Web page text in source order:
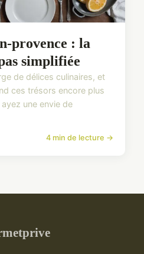
provence : la
simplifiée
de délices culinaires, et
ces trésors encore plus
une envie de
4 min de lecture →